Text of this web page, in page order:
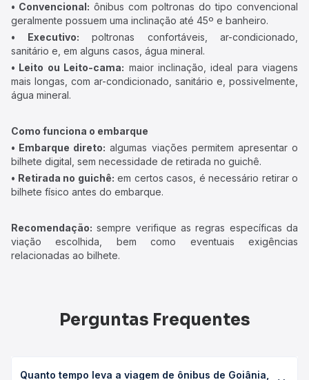
• Convencional: ônibus com poltronas do tipo convencional
geralmente possuem uma inclinação até 45º e banheiro.
• Executivo: poltronas confortáveis, ar-condicionado,
sanitário e, em alguns casos, água mineral.
• Leito ou Leito-cama: maior inclinação, ideal para viagens
mais longas, com ar-condicionado, sanitário e, possivelmente,
água mineral.
Como funciona o embarque
• Embarque direto: algumas viações permitem apresentar o
bilhete digital, sem necessidade de retirada no guichê.
• Retirada no guichê: em certos casos, é necessário retirar o
bilhete físico antes do embarque.
Recomendação: sempre verifique as regras específicas da
viação escolhida, bem como eventuais exigências
relacionadas ao bilhete.
Perguntas Frequentes
Quanto tempo leva a viagem de ônibus de Goiânia,